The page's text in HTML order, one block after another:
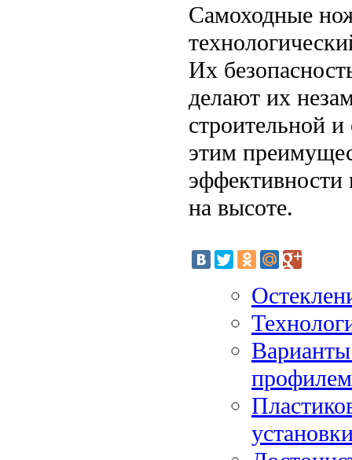
Самоходные
Их
делают их
строительной
этим
на высоте.
профилем